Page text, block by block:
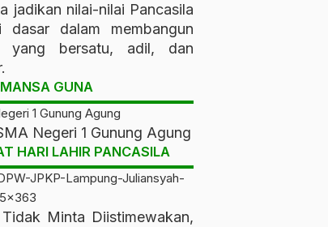
jadikan nilai-nilai Pancasila
dasar dalam membangun
yang bersatu, adil, dan
GUNA
Negeri 1 Gunung Agung
HARI LAHIR PANCASILA
Minta Diistimewakan,